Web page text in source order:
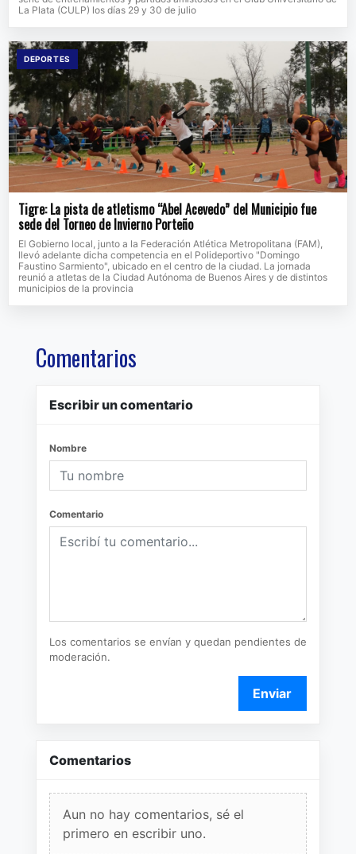
La Plata (CULP) los días 29 y 30 de julio
DEPORTES
Tigre: La pista de atletismo “Abel Acevedo” del Municipio fue
sede del Torneo de Invierno Porteño
El Gobierno local, junto a la Federación Atlética Metropolitana (FAM),
llevó adelante dicha competencia en el Polideportivo "Domingo
Faustino Sarmiento", ubicado en el centro de la ciudad. La jornada
reunió a atletas de la Ciudad Autónoma de Buenos Aires y de distintos
municipios de la provincia
Comentarios
Escribir un comentario
Nombre
Comentario
Los comentarios se envían y quedan pendientes de
moderación.
Enviar
Comentarios
Aun no hay comentarios, sé el
primero en escribir uno.